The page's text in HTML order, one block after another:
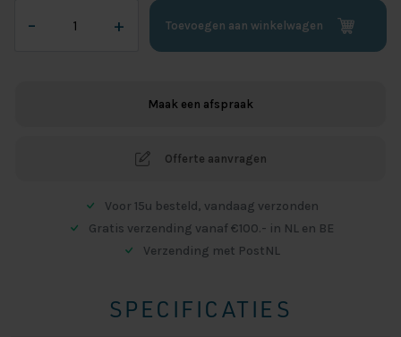
–
Embossed
+ Toevoegen aan winkelwagen
Maak een afspraak
Offerte aanvragen
Voor 15u besteld, vandaag verzonden
Gratis verzending vanaf €100.- in NL en BE
Verzending met PostNL
SPECIFICATIES